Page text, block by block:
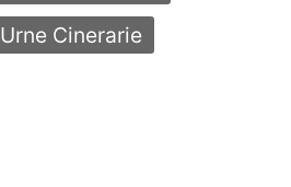
Urne Cinerarie